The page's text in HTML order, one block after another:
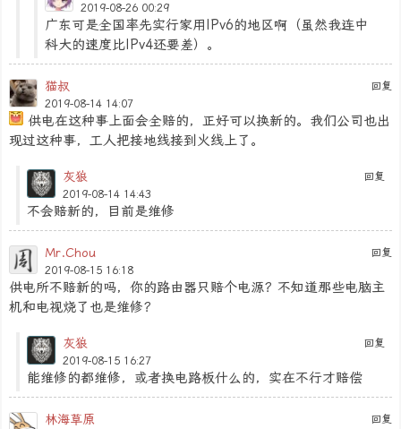
2019-08-26 00:29
广东可是全国率先实行家用IPv6的地区啊（虽然我连中
科大的速度比IPv4还要差）。
回复
猫叔
2019-08-14 14:07
供电在这种事上面会全赔的，正好可以换新的。我们公司也出
现过这种事，工人把接地线接到火线上了。
回复
灰狼
2019-08-14 14:43
不会赔新的，目前是维修
回复
Mr.Chou
2019-08-15 16:18
供电所不赔新的吗，你的路由器只赔个电源？不知道那些电脑主
机和电视烧了也是维修？
回复
灰狼
2019-08-15 16:27
能维修的都维修，或者换电路板什么的，实在不行才赔偿
回复
林海草原